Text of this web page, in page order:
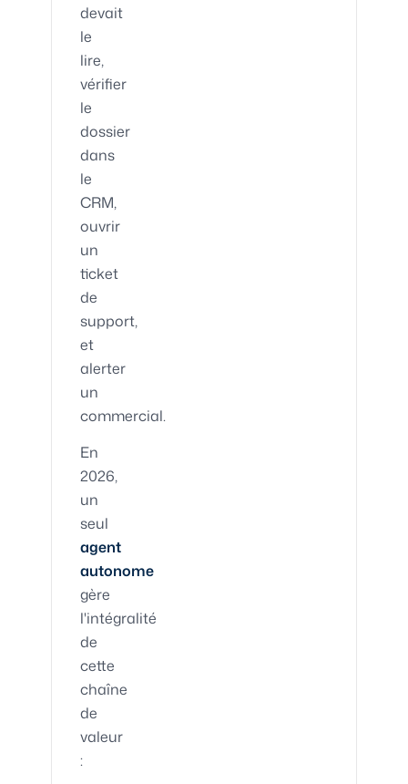
devait
le
lire,
vérifier
le
dossier
dans
le
CRM,
ouvrir
un
ticket
de
support,
et
alerter
un
commercial.
En
2026,
un
seul
agent
autonome
gère
l'intégralité
de
cette
chaîne
de
valeur
: